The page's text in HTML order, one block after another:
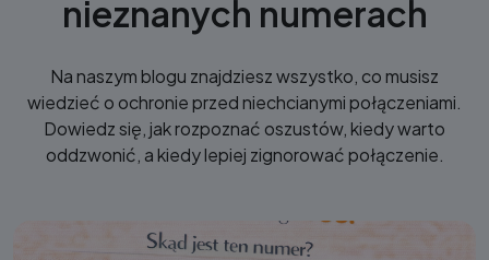
nieznanych numerach
Na naszym blogu znajdziesz wszystko, co musisz
wiedzieć o ochronie przed niechcianymi połączeniami.
Dowiedz się, jak rozpoznać oszustów, kiedy warto
oddzwonić, a kiedy lepiej zignorować połączenie.